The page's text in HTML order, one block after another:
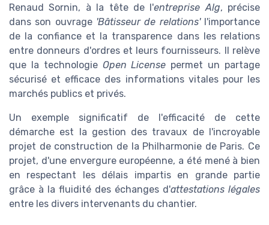
Renaud Sornin, à la tête de l'entreprise Alg, précise
dans son ouvrage 'Bâtisseur de relations'l'importance
de la confiance et la transparence dans les relations
entre donneurs d'ordres et leurs fournisseurs. Il relève
que la technologie Open License permet un partage
sécurisé et efficace des informations vitales pour les
marchés publics et privés.
Un exemple significatif de l'efficacité de cette
démarche est la gestion des travaux de l'incroyable
projet de construction de la Philharmonie de Paris. Ce
projet, d'une envergure européenne, a été mené à bien
en respectant les délais impartis en grande partie
grâce à la fluidité des échanges d'attestations légales
entre les divers intervenants du chantier.